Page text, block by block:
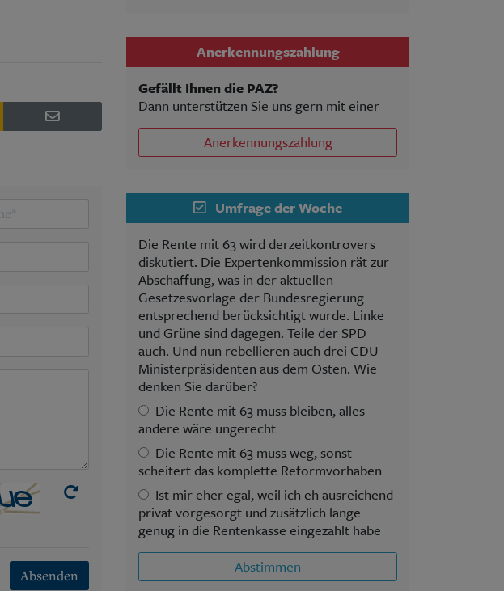
Absenden
Anerkennungszahlung
Gefällt Ihnen die PAZ?
Dann unterstützen Sie uns gern mit einer
Anerkennungszahlung
Umfrage der Woche
Die Rente mit 63 wird derzeitkontrovers
diskutiert. Die Expertenkommission rät zur
Abschaffung, was in der aktuellen
Gesetzesvorlage der Bundesregierung
entsprechend berücksichtigt wurde. Linke
und Grüne sind dagegen. Teile der SPD
auch. Und nun rebellieren auch drei CDU-
Ministerpräsidenten aus dem Osten. Wie
denken Sie darüber?
Die Rente mit 63 muss bleiben, alles
andere wäre ungerecht
Die Rente mit 63 muss weg, sonst
scheitert das komplette Reformvorhaben
Ist mir eher egal, weil ich eh ausreichend
privat vorgesorgt und zusätzlich lange
genug in die Rentenkasse eingezahlt habe
Abstimmen